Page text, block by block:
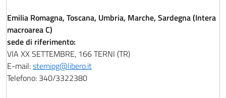
Emilia Romagna, Toscana, Umbria, Marche, Sardegna (Intera
macroarea C)
sede di riferimento:
VIA XX SETTEMBRE, 166 TERNI (TR)
E-mail:stemipg@libero.it
Telefono: 340/3322380